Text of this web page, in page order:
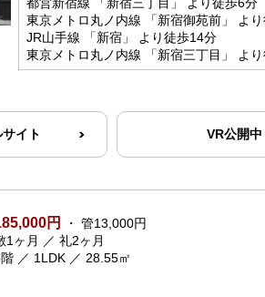
東京メトロ丸ノ内線 「新宿御苑前」 よ
JR山手線 「新宿」 より徒歩14分
東京メトロ丸ノ内線 「新宿三丁目」 よ
イト VR公開中
円
・ 管13,000円
1ヶ月 ／ 礼2ヶ月
／ 1LDK ／ 28.55㎡